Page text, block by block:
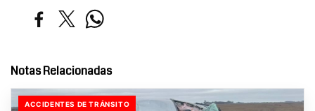
Notas Relacionadas
ACCIDENTES DE TRÁNSITO